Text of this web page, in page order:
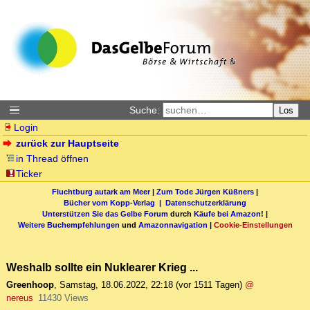
Suche: Los
Login
zurück zur Hauptseite
in Thread öffnen
Ticker
Fluchtburg autark am Meer| Zum Tode Jürgen Küßners |
Bücher vom Kopp-Verlag | Datenschutzerklärung
Unterstützen Sie das Gelbe Forum durch Käufe bei Amazon! |
Weitere Buchempfehlungen und Amazonnavigation | Cookie-Einstellungen
Weshalb sollte ein Nuklearer Krieg ...
Greenhoop, Samstag, 18.06.2022, 22:18 (vor 1511 Tagen) @
nereus 11430 Views